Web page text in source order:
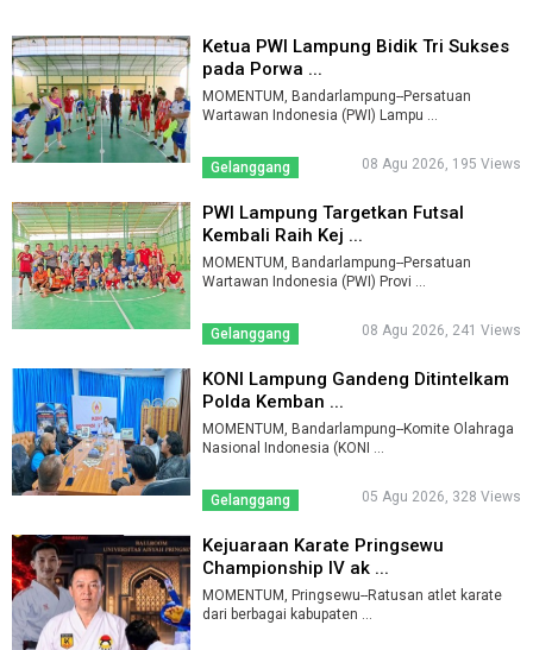
Ketua PWI Lampung Bidik Tri Sukses
pada Porwa ...
MOMENTUM, Bandarlampung--Persatuan
Wartawan Indonesia (PWI) Lampu ...
Gelanggang 08 Agu 2026, 195 Views
PWI Lampung Targetkan Futsal
Kembali Raih Kej ...
MOMENTUM, Bandarlampung--Persatuan
Wartawan Indonesia (PWI) Provi ...
Gelanggang 08 Agu 2026, 241 Views
KONI Lampung Gandeng Ditintelkam
Polda Kemban ...
MOMENTUM, Bandarlampung--Komite Olahraga
Nasional Indonesia (KONI ...
Gelanggang 05 Agu 2026, 328 Views
Kejuaraan Karate Pringsewu
Championship IV ak ...
MOMENTUM, Pringsewu--Ratusan atlet karate
dari berbagai kabupaten ...